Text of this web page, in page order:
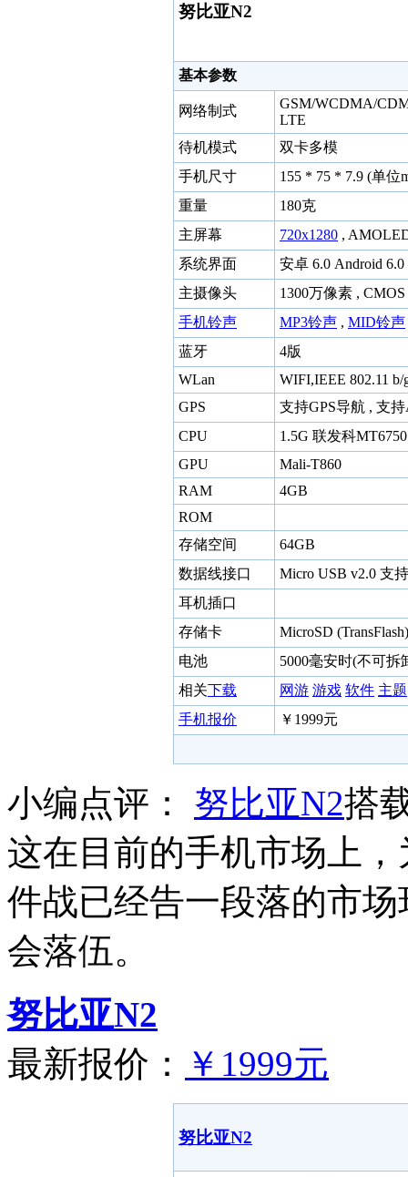
努比亚N2
基本参数
网络制式
GSM/WCDMA/
LTE
待机模式
双卡多模
手机尺寸
155 * 75 * 7.9 (单位
重量
180克
主屏幕
720x1280 ,
系统界面
安卓 6.0 Android 6.0
主摄像头
1300万像素 ,
手机铃声
MP3铃声 , MID铃声
蓝牙
4版
WLan
WIFI,IEEE 802.11 b/
GPS
支持GPS导航 , 支
CPU
1.5G 联发科MT6750
GPU
Mali-T860
RAM
4GB
ROM
存储空间
64GB
数据线接口
Micro USB v2.0 支
耳机插口
存储卡
MicroSD
电池
5000毫安时(不可拆
相关下载 网游 游戏 软件 主题
手机报价
￥1999元
小编点评： 努比亚N2搭
这在目前的手机市场上
件战已经告一段落的市
会落伍。
努比亚N2
最新报价：
￥1999元
努比亚N2